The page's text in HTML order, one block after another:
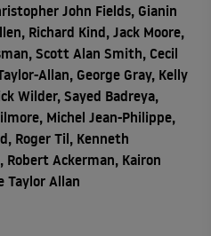
John Fields, Gianin
Richard Kind, Jack Moore,
Scott Alan Smith, Cecil
Allan, George Gray, Kelly
Wilder, Sayed Badreya,
Michel Jean-Philippe,
Roger Til, Kenneth
Ackerman, Kairon
Taylor Allan